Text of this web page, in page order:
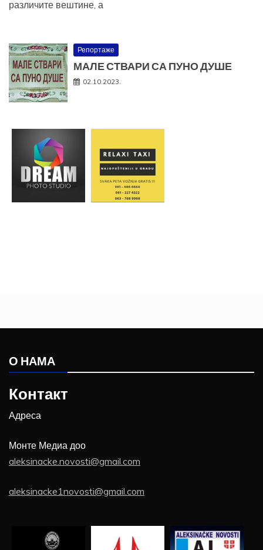
различите вештине, а
Репортаже
МАЛЕ СТВАРИ СА ПУНО ДУШЕ
02.10.2023.
О НАМА
Контакт
Адреса
Монте Медиа доо
aleksinacke.novosti@gmail.com
aleksinacke1novosti@gmail.com